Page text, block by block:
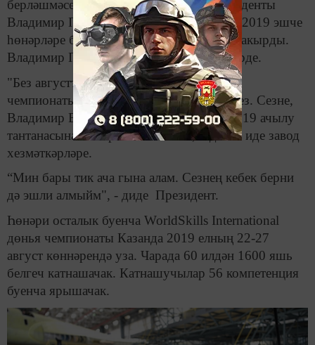
берләшмәсе хезмәткәрләре Россия Президенты
Владимир Путинны Казанда WorldSkills-2019 эшче
һөнәрләре буенча дөнья чемпионатына чакырды.
Владимир Путин бу тәкъдимгә җавап бирде.
"Без августта Казанда WorldSkills-2019
чемпионатын ачу тантанасына әзерләнәбез. Сезне,
Владимир Владимирович, WorldSkills-2019 ачылу
тантанасына чакырасыбыз килә”, – дигән иде завод
хезмәткәрләре.
“Мин бары тик ача гына алам. Сезнең кебек берни
дә эшли алмыйм", - диде Президент.
Һөнәри осталык буенча WorldSkills International
дөнья чемпионаты Казанда 2019 елның 22-27
август көннәрендә уза. Чарада 60 илдән 1600 яшь
белгеч катнашачак. Катнашучылар 56 компетенция
буенча ярышачак.